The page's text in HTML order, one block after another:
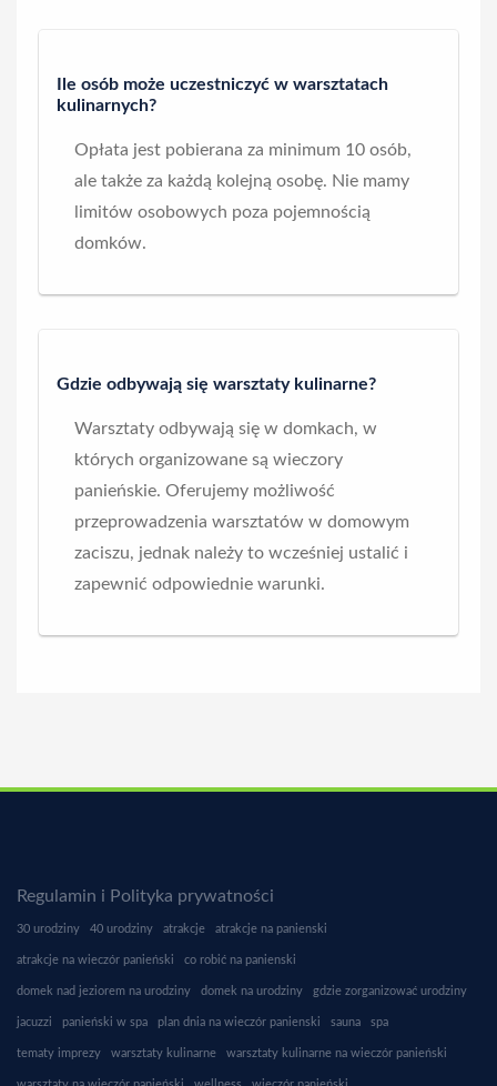
Ile osób może uczestniczyć w warsztatach
kulinarnych?
Opłata jest pobierana za minimum 10 osób,
ale także za każdą kolejną osobę. Nie mamy
limitów osobowych poza pojemnością
domków.
Gdzie odbywają się warsztaty kulinarne?
Warsztaty odbywają się w domkach, w
których organizowane są wieczory
panieńskie. Oferujemy możliwość
przeprowadzenia warsztatów w domowym
zaciszu, jednak należy to wcześniej ustalić i
zapewnić odpowiednie warunki.
Regulamin i Polityka prywatności
30 urodziny 40 urodziny atrakcje atrakcje na panienski
atrakcje na wieczór panieński co robić na panienski
domek nad jeziorem na urodziny domek na urodziny gdzie zorganizować urodziny
jacuzzi panieński w spa plan dnia na wieczór panienski sauna spa
tematy imprezy warsztaty kulinarne warsztaty kulinarne na wieczór panieński